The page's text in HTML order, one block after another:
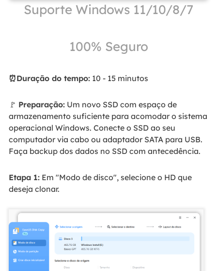
Suporte Windows 11/10/8/7
100% Seguro
⏰Duração do tempo:10 - 15 minutos
🚩 Preparação:Um novo SSD com espaço de
armazenamento suficiente para acomodar o sistema
operacional Windows. Conecte o SSD ao seu
computador via cabo ou adaptador SATA para USB.
Faça backup dos dados no SSD com antecedência.
Etapa 1:Em "Modo de disco", selecione o HD que
deseja clonar.